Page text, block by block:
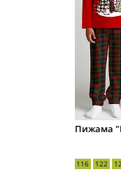
Пижама
116 122